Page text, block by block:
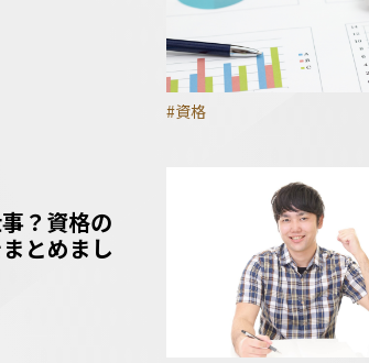
#資格
？資格の
とめまし